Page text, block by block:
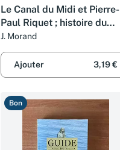
Le Canal du Midi et Pierre-
Paul Riquet ; histoire du
Canal Royal en Languedoc
J. Morand
Ajouter 3,19 €
Bon